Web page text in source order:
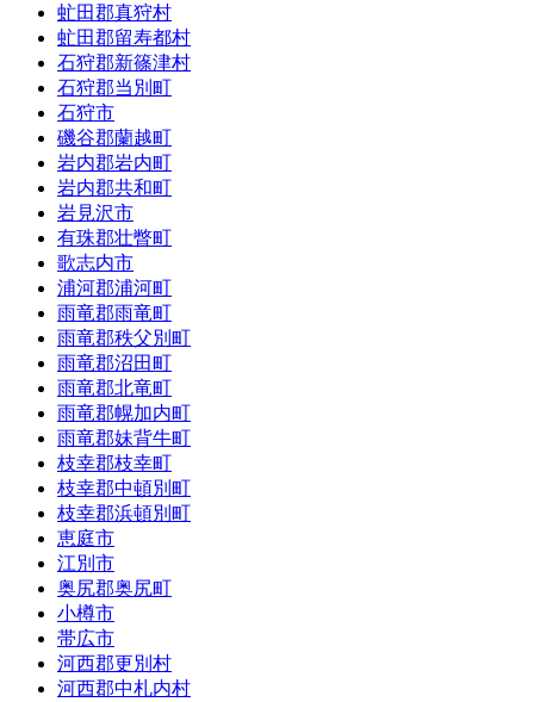
虻田郡真狩村
虻田郡留寿都村
石狩郡新篠津村
石狩郡当別町
石狩市
磯谷郡蘭越町
岩内郡岩内町
岩内郡共和町
岩見沢市
有珠郡壮瞥町
歌志内市
浦河郡浦河町
雨竜郡雨竜町
雨竜郡秩父別町
雨竜郡沼田町
雨竜郡北竜町
雨竜郡幌加内町
雨竜郡妹背牛町
枝幸郡枝幸町
枝幸郡中頓別町
枝幸郡浜頓別町
恵庭市
江別市
奥尻郡奥尻町
小樽市
帯広市
河西郡更別村
河西郡中札内村